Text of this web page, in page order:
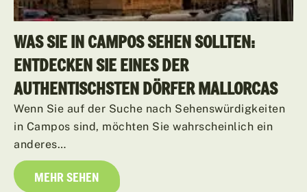
WAS SIE IN CAMPOS SEHEN SOLLTEN:
ENTDECKEN SIE EINES DER
AUTHENTISCHSTEN DÖRFER MALLORCAS
Wenn Sie auf der Suche nach Sehenswürdigkeiten
in Campos sind, möchten Sie wahrscheinlich ein
anderes…
MEHR SEHEN